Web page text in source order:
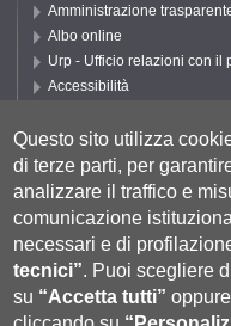
Amministrazione
Albo online
Urp - Ufficio relazioni con il
Accessibilità
Cookie settings
Segui DEPS
Questo sito utilizza
di terze parti, per
analizzare il traffico e
comunicazione
necessari e di
tecnici”. Puoi scegliere
su “Accetta tutti”